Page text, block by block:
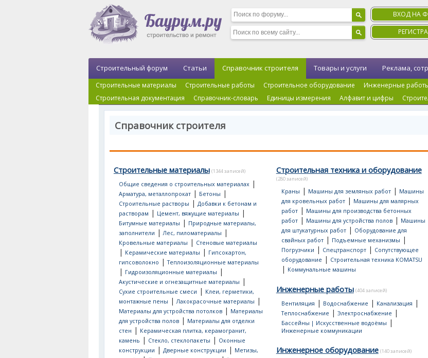
ВХОД НА
Строительный форум Статьи Справочник строителя
Строительные материалы Строительные работы Строительное оборудование Инженерные
Строительная документация
Справочник-словарь Единицы измерения Алфавит и цифры
Товары и услуги Реклама,
Справочник строителя
Строительные материалы (1344 записей)
Общие сведения о строительных материалах|
Арматура, металлопрокат| Бетоны |
Строительные растворы | Добавки к бетонам и
растворам | Цемент, вяжущие материалы |
Битумные материалы | Природные материалы,
заполнители |Лес, пиломатериалы |
Кровельные материалы | Стеновые материалы
| Керамические материалы | Гипсокартон,
гипсоволокно |Теплоизоляционные материалы
| Гидроизоляционные материалы |
Акустические и огнезащитные материалы |
Сухие строительные смеси | Клеи, герметики,
монтажные пены |Лакокрасочные материалы |
Материалы для устройства потолков| Материалы
для устройства полов| Материалы для отделки
стен | Керамическая плитка, керамогранит,
камень | Стекло, стеклопакеты | Оконные
конструкции | Дверные конструкции | Метизы,
Строительная техника и оборудование
(280 записей)
Краны | Машины для земляных работ| Машины
для кровельных работ| Машины для малярных
работ| Машины для производства бетонных
работ| Машины для устройства полов| Машины
для штукатурных работ| Оборудование для
свайных работ| Подъемные механизмы |
Погрузчики | Спецтранспорт| Сопутствующее
оборудование | Строительная техника KOMATSU
| Коммунальные машины
Инженерные работы (404 записей)
Вентиляция | Водоснабжение | Канализация |
Теплоснабжение | Электроснабжение |
Бассейны | Искусственные водоёмы |
Инженерные коммуникации
Инженерное оборудование (140 записей)